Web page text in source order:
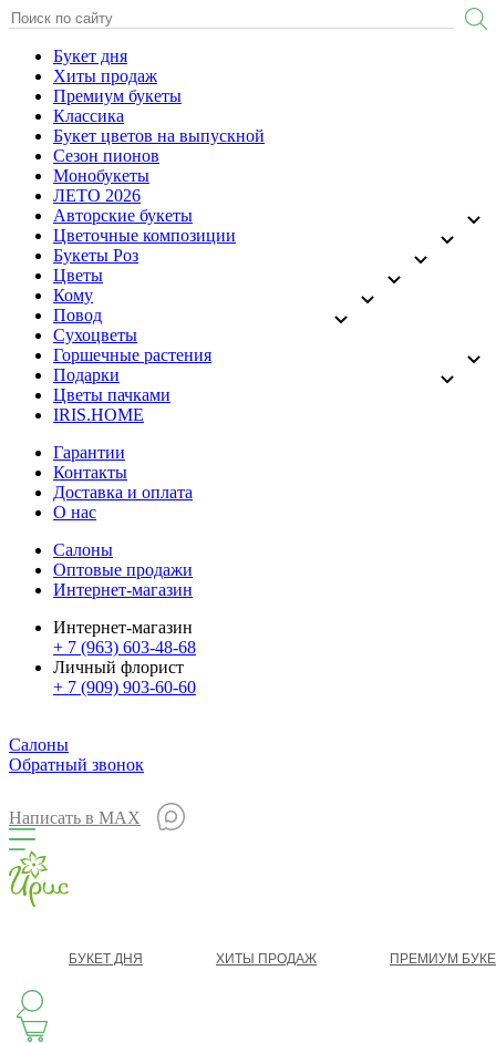
Букет дня
Хиты продаж
Премиум букеты
Классика
Букет цветов на выпускной
Сезон пионов
Монобукеты
ЛЕТО 2026
Авторские букеты
Цветочные композиции
Букеты Роз
Цветы
Кому
Повод
Сухоцветы
Горшечные растения
Подарки
Цветы пачками
IRIS.HOME
Гарантии
Контакты
Доставка и оплата
О нас
Салоны
Оптовые продажи
Интернет-магазин
Интернет-магазин
+ 7 (963) 603-48-68
Личный флорист
+ 7 (909) 903-60-60
Салоны
Обратный звонок
Написать в MAX
БУКЕТ ДНЯ ХИТЫ ПРОДАЖ ПРЕМИУМ